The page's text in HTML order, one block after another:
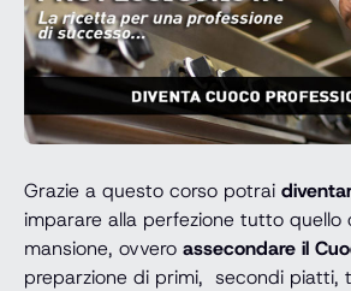
Grazie a questo corso potrai
imparare alla perfezione tutto quello
mansione, ovvero assecondare il
preparzione di primi, secondi piatti,